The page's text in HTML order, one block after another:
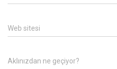
Web sitesi
Aklınızdan ne geçiyor?